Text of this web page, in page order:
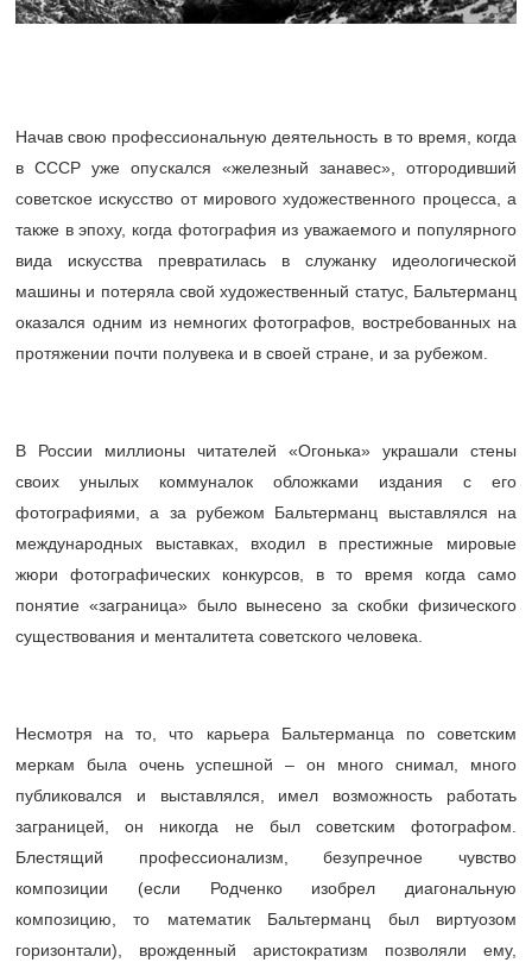
Начав свою профессиональную деятельность в то время, когда
в СССР уже опускался «железный занавес», отгородивший
советское искусство от мирового художественного процесса, а
также в эпоху, когда фотография из уважаемого и популярного
вида искусства превратилась в служанку идеологической
машины и потеряла свой художественный статус, Бальтерманц
оказался одним из немногих фотографов, востребованных на
протяжении почти полувека и в своей стране, и за рубежом.
В России миллионы читателей «Огонька» украшали стены
своих унылых коммуналок обложками издания с его
фотографиями, а за рубежом Бальтерманц выставлялся на
международных выставках, входил в престижные мировые
жюри фотографических конкурсов, в то время когда само
понятие «заграница» было вынесено за скобки физического
существования и менталитета советского человека.
Несмотря на то, что карьера Бальтерманца по советским
меркам была очень успешной – он много снимал, много
публиковался и выставлялся, имел возможность работать
заграницей, он никогда не был советским фотографом.
Блестящий профессионализм, безупречное чувство
композиции (если Родченко изобрел диагональную
композицию, то математик Бальтерманц был виртуозом
горизонтали), врожденный аристократизм позволяли ему,